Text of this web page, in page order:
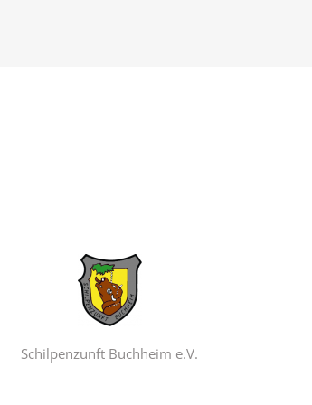
Schilpenzunft Buchheim e.V.